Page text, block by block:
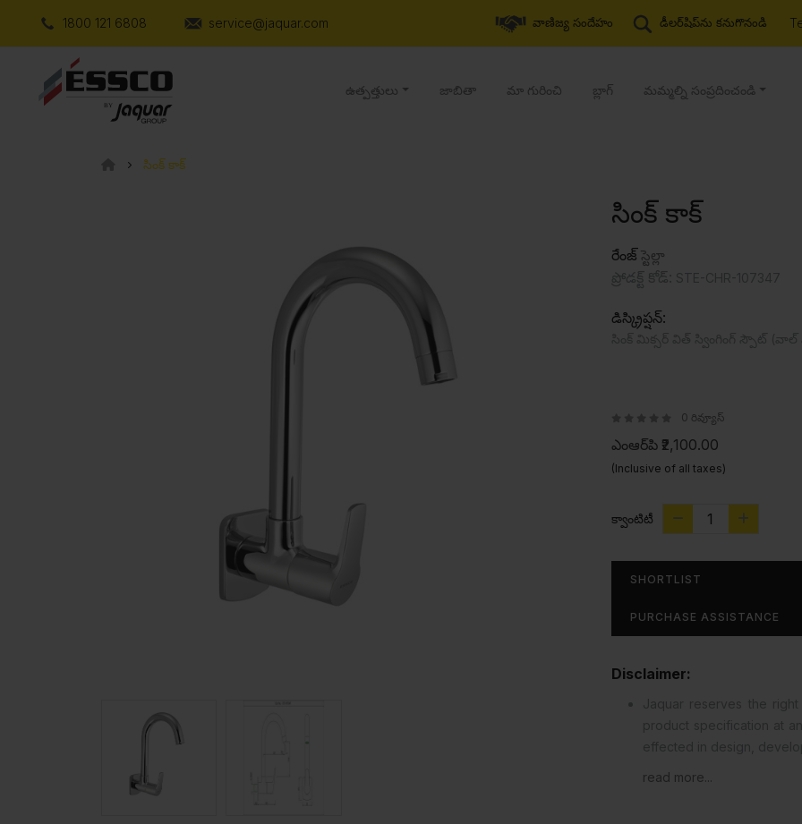
1800 121 6808 service@jaquar.com వాణిజ్య సందేహం డీలర్‌షిప్‌ను కనుగొనండి
ఉత్పత్తులు జాబితా మా గురించి బ్లాగ్ మమ్మల్ని సంప్రదించండి
సింక్ కాక్
సింక్ కాక్
రేంజ్ స్టెల్లా
డిస్క్రిప్షన్:
0 రివ్యూస్
ఎంఆర్‌పి ₹2,100.00
(Inclusive of all taxes)
క్వాంటిటీ
SHORTLIST
PURCHASE ASSISTANCE
Disclaimer:
read more...